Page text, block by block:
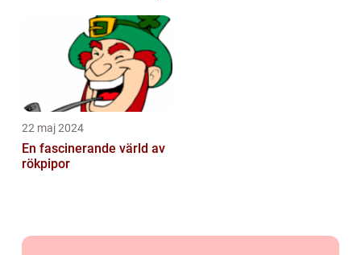
22 maj 2024
En fascinerande värld av
rökpipor